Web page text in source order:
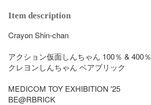
Item description
Crayon Shin-chan
アクション仮面しんちゃん 100％ & 400％
クレヨンしんちゃん ベアブリック
MEDICOM TOY EXHIBITION '25
BE@RBRICK